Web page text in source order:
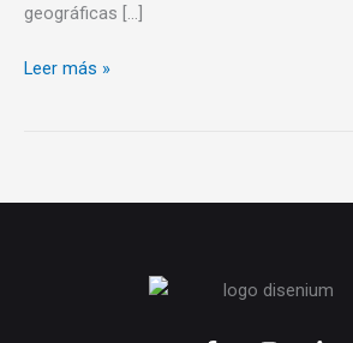
geográficas […]
Leer más »